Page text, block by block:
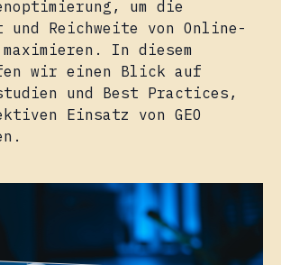
um die
Reichweite von Online-
In diesem
wir einen Blick auf
und Best Practices,
Einsatz von GEO